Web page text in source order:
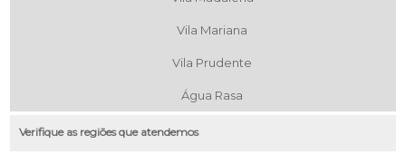
Vila Mariana
Vila Prudente
Água Rasa
Verifique as regiões que atendemos